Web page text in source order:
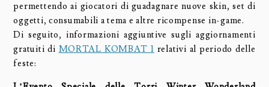
permettendo ai giocatori di guadagnare nuove skin, set di
oggetti, consumabili a tema e altre ricompense in-game.
Di seguito, informazioni aggiuntive sugli aggiornamenti
gratuiti di MORTAL KOMBAT 1 relativi al periodo delle
feste: